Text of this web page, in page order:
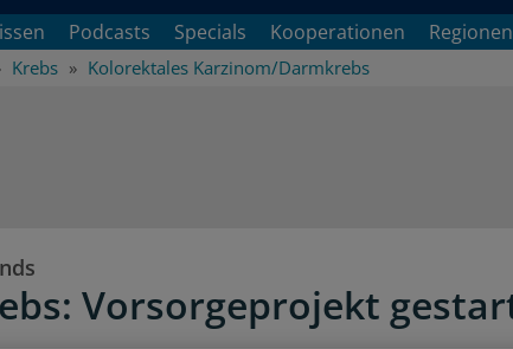
Podcasts Specials Kooperationen Regionen
Krebs Kolorektales Karzinom/Darmkrebs
Vorsorgeprojekt